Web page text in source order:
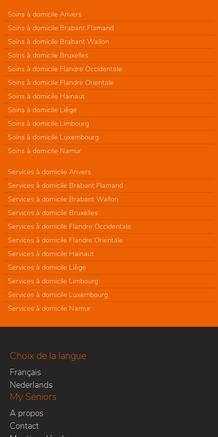
Soins à domicile Anvers
Soins à domicile Brabant Flamand
Soins à domicile Brabant Wallon
Soins à domicile Bruxelles
Soins à domicile Flandre Occidentale
Soins à domicile Flandre Orientale
Soins à domicile Hainaut
Soins à domicile Liège
Soins à domicile Limbourg
Soins à domicile Luxembourg
Soins à domicile Namur
Services à domicile Anvers
Services à domicile Brabant Flamand
Services à domicile Brabant Wallon
Services à domicile Bruxelles
Services à domicile Flandre Occidentale
Services à domicile Flandre Orientale
Services à domicile Hainaut
Services à domicile Liège
Services à domicile Limbourg
Services à domicile Luxembourg
Services à domicile Namur
Choix de la langue
Français
Nederlands
My Seniors
A propos
Contact